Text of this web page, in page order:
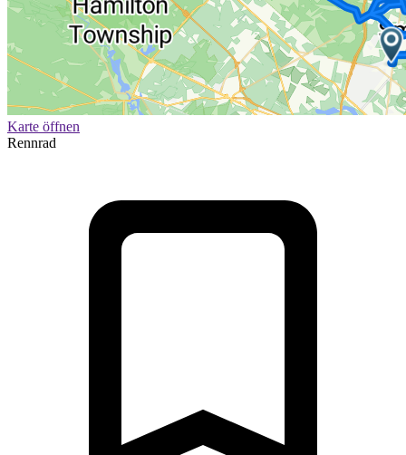
Karte öffnen
Rennrad